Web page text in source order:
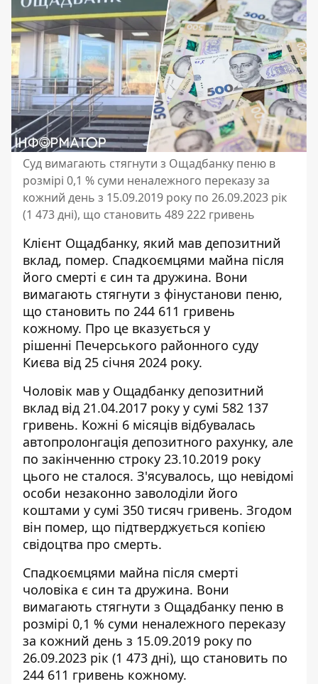
Суд вимагають стягнути з Ощадбанку пеню в
розмірі 0,1 % суми неналежного переказу за
кожний день з 15.09.2019 року по 26.09.2023 рік
(1 473 дні), що становить 489 222 гривень
Клієнт Ощадбанку, який мав депозитний
вклад, помер. Спадкоємцями майна після
його смерті є син та дружина. Вони
вимагають стягнути з фінустанови пеню,
що становить по 244 611 гривень
кожному. Про це вказується у
рішенні Печерського районного суду
Києва від 25 січня 2024 року.
Чоловік мав у Ощадбанку депозитний
вклад від 21.04.2017 року у сумі 582 137
гривень. Кожні 6 місяців відбувалась
автопролонгація депозитного рахунку, але
по закінченню строку 23.10.2019 року
цього не сталося. З'ясувалось, що невідомі
особи незаконно заволоділи його
коштами у сумі 350 тисяч гривень. Згодом
він помер, що підтверджується копією
свідоцтва про смерть.
Спадкоємцями майна після смерті
чоловіка є син та дружина. Вони
вимагають стягнути з Ощадбанку пеню в
розмірі 0,1 % суми неналежного переказу
за кожний день з 15.09.2019 року по
26.09.2023 рік (1 473 дні), що становить по
244 611 гривень кожному.